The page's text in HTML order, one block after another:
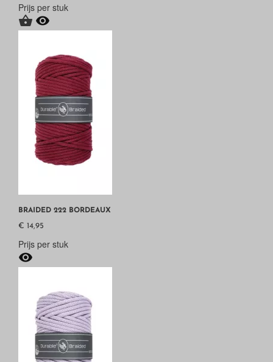
Prijs per stuk
 
BRAIDED 222 BORDEAUX
€ 14,95
Prijs per stuk
